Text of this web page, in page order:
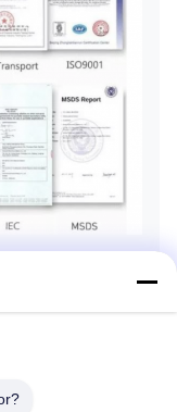
uno de los
Hemos
de litio, iones